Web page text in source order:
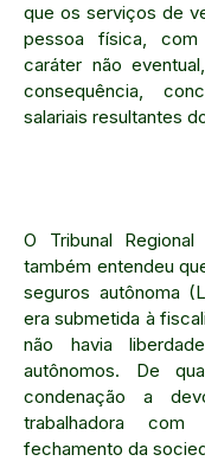
que os serviços de
pessoa física, com
caráter não
consequência,
salariais resultantes
O Tribunal
também entendeu
seguros autônoma
era submetida à
não havia
autônomos. De
condenação a
trabalhadora
fechamento da